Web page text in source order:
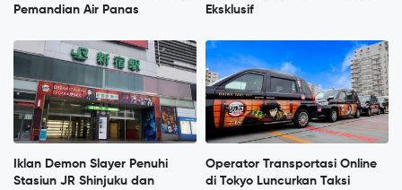
Pemandian Air Panas
Eksklusif
Iklan Demon Slayer Penuhi
Stasiun JR Shinjuku dan
Operator Transportasi Online
di Tokyo Luncurkan Taksi